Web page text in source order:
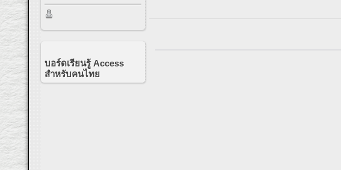
บอร์ดเรียนรู้ Access
สำหรับคนไทย